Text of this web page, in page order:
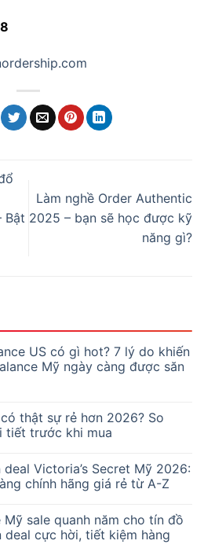
Bật
Làm nghề Order Authentic
2025 – bạn sẽ học được kỹ
năng gì?
US có gì hot? 7 lý do khiến
Mỹ ngày càng được săn
thật sự rẻ hơn 2026? So
tiết trước khi mua
Victoria’s Secret Mỹ 2026:
chính hãng giá rẻ từ A-Z
Mỹ sale quanh năm cho tín đồ
deal cực hời, tiết kiệm hàng